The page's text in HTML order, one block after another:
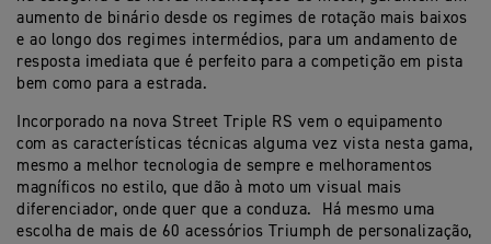
aumento de binário desde os regimes de rotação mais baixos
e ao longo dos regimes intermédios, para um andamento de
resposta imediata que é perfeito para a competição em pista
bem como para a estrada.
Incorporado na nova Street Triple RS vem o equipamento
com as características técnicas alguma vez vista nesta gama,
mesmo a melhor tecnologia de sempre e melhoramentos
magníficos no estilo, que dão à moto um visual mais
diferenciador, onde quer que a conduza. Há mesmo uma
escolha de mais de 60 acessórios Triumph de personalização,